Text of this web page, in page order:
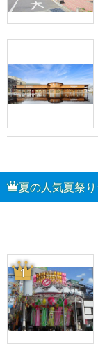
夏の人気夏祭
1